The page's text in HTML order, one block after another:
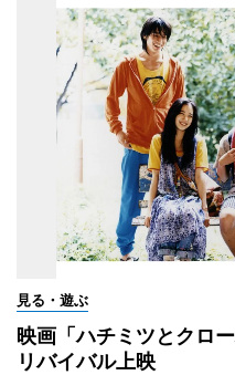
見る・遊ぶ
映画「ハチミツとクロ
リバイバル上映